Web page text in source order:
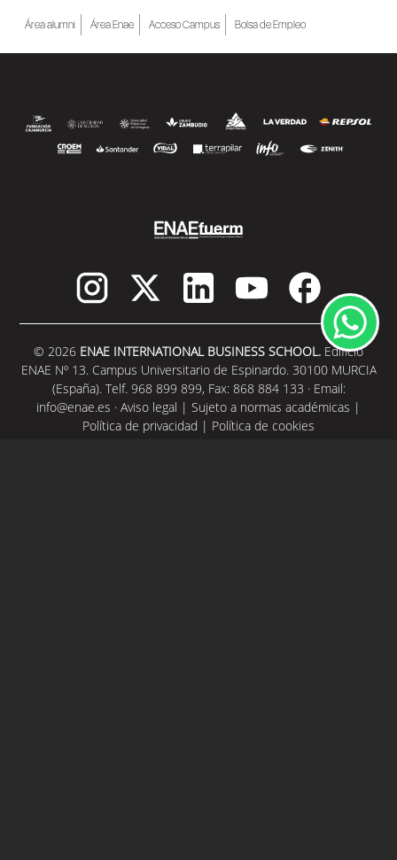
Área alumni Área Enae Acceso Campus Bolsa de Empleo
© 2026 ENAE INTERNATIONAL BUSINESS SCHOOL. Edificio
ENAE Nº 13. Campus Universitario de Espinardo. 30100 MURCIA
(España). Telf. 968 899 899, Fax: 868 884 133 · Email:
info@enae.es · Aviso legal | Sujeto a normas académicas |
Política de privacidad | Política de cookies